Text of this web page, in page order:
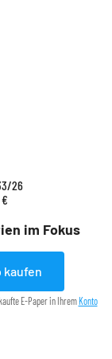
im Fokus
26
kaufen
E-Paper in Ihrem Konto